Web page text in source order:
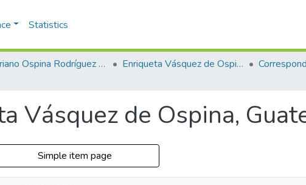
Statistics
Mariano Ospina Rodríguez (1826 -1912) Enriqueta Vásquez de Ospina
Vásquez de Ospina,
Simple item page